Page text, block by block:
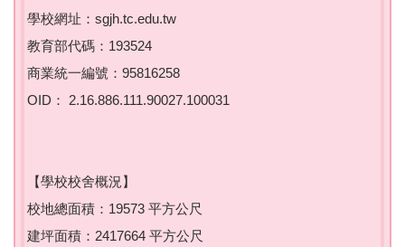
學校網址：sgjh.tc.edu.tw
教育部代碼：193524
商業統一編號：95816258
OID： 2.16.886.111.90027.100031
【學校校舍概況】
校地總面積：19573 平方公尺
建坪面積：2417664 平方公尺